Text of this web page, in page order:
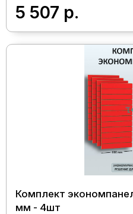
5 507 р.
Комплект
мм - 4шт